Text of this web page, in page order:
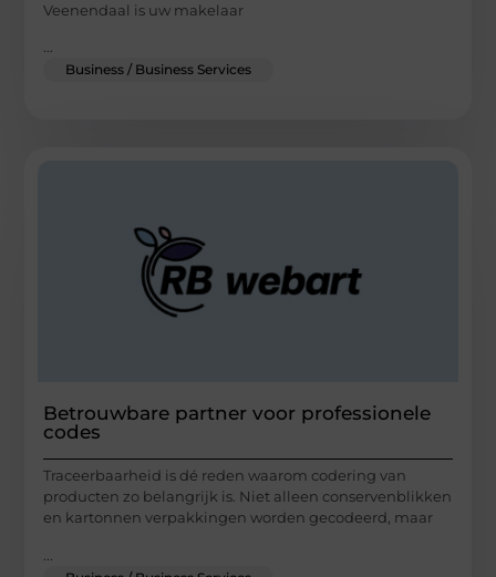
Veenendaal is uw makelaar
...
Business / Business Services
Betrouwbare partner voor professionele
codes
Traceerbaarheid is dé reden waarom codering van
producten zo belangrijk is. Niet alleen conservenblikken
en kartonnen verpakkingen worden gecodeerd, maar